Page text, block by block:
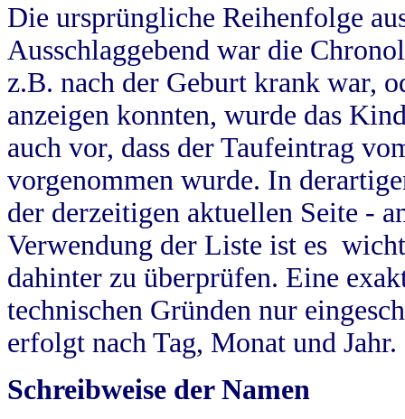
Die ursprüngliche Reihenfolge
Ausschlaggebend war die
z.B. nach der Geburt krank war,
anzeigen konnten, wurde das
auch vor, dass der Taufeintrag
vorgenommen wurde. In
der derzeitigen aktuellen Seite -
Verwendung der Liste ist es
dahinter zu überprüfen. Eine
technischen Gründen nur
erfolgt nach Tag, Monat und Jahr.
Schreibweise der Namen